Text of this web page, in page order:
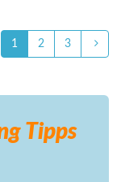
1 2 3
Tipps